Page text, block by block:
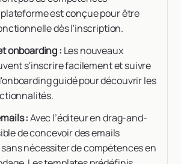
est conçue pour être
dès l'inscription.
onboarding : Les nouveaux
s'inscrire facilement et suivre
guidé pour découvrir les
:Avec l’éditeur en drag-and-
de concevoir des emails
nécessiter de compétences en